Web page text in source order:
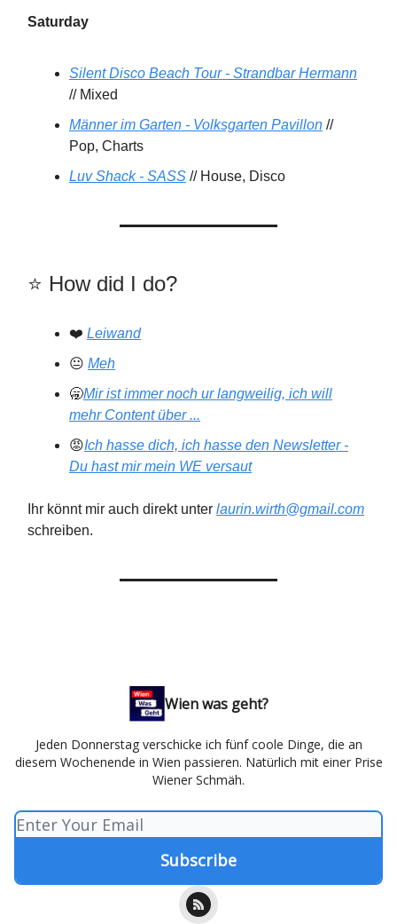
Saturday
Silent Disco Beach Tour - Strandbar Hermann
// Mixed
Männer im Garten - Volksgarten Pavillon //
Pop, Charts
Luv Shack - SASS // House, Disco
⭐️️ How did I do?
❤️ Leiwand
😐 Meh
🥱Mir ist immer noch ur langweilig, ich will
mehr Content über ...
😡Ich hasse dich, ich hasse den Newsletter -
Du hast mir mein WE versaut
Ihr könnt mir auch direkt unter laurin.wirth@gmail.com
schreiben.
Wien was geht?
Jeden Donnerstag verschicke ich fünf coole Dinge, die an
diesem Wochenende in Wien passieren. Natürlich mit einer Prise
Wiener Schmäh.